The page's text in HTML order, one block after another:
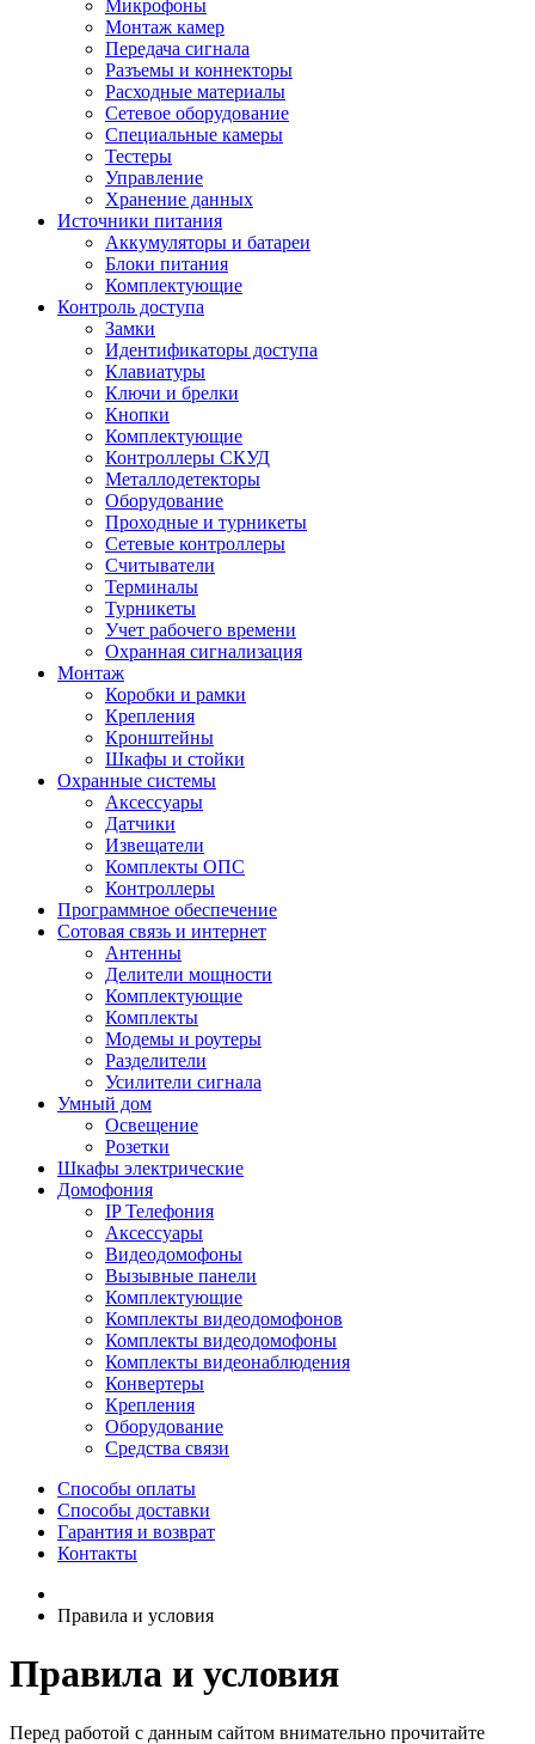
Микрофоны
Монтаж камер
Передача сигнала
Разъемы и коннекторы
Расходные материалы
Сетевое оборудование
Специальные камеры
Тестеры
Управление
Хранение данных
Источники питания
Аккумуляторы и батареи
Блоки питания
Комплектующие
Контроль доступа
Замки
Идентификаторы доступа
Клавиатуры
Ключи и брелки
Кнопки
Комплектующие
Контроллеры СКУД
Металлодетекторы
Оборудование
Проходные и турникеты
Сетевые контроллеры
Считыватели
Терминалы
Турникеты
Учет рабочего времени
Охранная сигнализация
Монтаж
Коробки и рамки
Крепления
Кронштейны
Шкафы и стойки
Охранные системы
Аксессуары
Датчики
Извещатели
Комплекты ОПС
Контроллеры
Программное обеспечение
Сотовая связь и интернет
Антенны
Делители мощности
Комплектующие
Комплекты
Модемы и роутеры
Разделители
Усилители сигнала
Умный дом
Освещение
Розетки
Шкафы электрические
Домофония
IP Телефония
Аксессуары
Видеодомофоны
Вызывные панели
Комплектующие
Комплекты видеодомофонов
Комплекты видеодомофоны
Комплекты видеонаблюдения
Конвертеры
Крепления
Оборудование
Средства связи
Способы оплаты
Способы доставки
Гарантия и возврат
Контакты
Правила и условия
Правила и условия
Перед работой с данным сайтом внимательно прочитайте